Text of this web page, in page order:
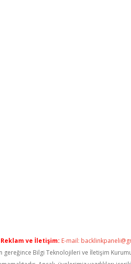
Reklam ve İletişim: E-mail:
gereğince Bilgi Teknolojileri ve İletişim